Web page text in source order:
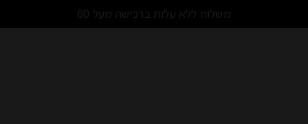
שלוח ל לאע לותב רכישה מ על 60 0